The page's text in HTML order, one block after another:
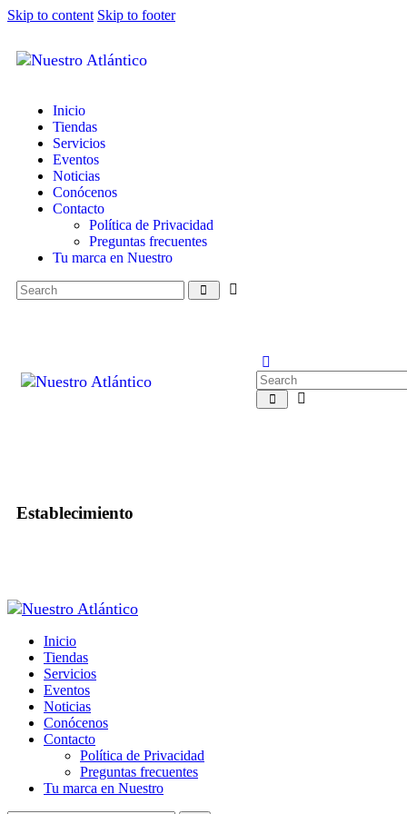
Skip to content Skip to footer
Inicio
Tiendas
Servicios
Eventos
Noticias
Conócenos
Contacto
Política de Privacidad
Preguntas frecuentes
Tu marca en Nuestro
Establecimiento
Inicio
Tiendas
Servicios
Eventos
Noticias
Conócenos
Contacto
Política de Privacidad
Preguntas frecuentes
Tu marca en Nuestro